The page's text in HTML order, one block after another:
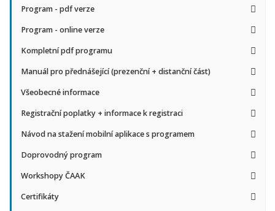
Program - pdf verze
Program - online verze
Kompletní pdf programu
Manuál pro přednášející (prezenční + distanční část)
Všeobecné informace
Registrační poplatky + informace k registraci
Návod na stažení mobilní aplikace s programem
Doprovodný program
Workshopy ČAAK
Certifikáty